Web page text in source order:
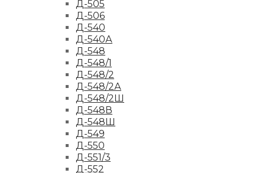
Д-505
Д-506
Д-540
Д-540А
Д-548
Д-548/1
Д-548/2
Д-548/2А
Д-548/2Ш
Д-548В
Д-548Ш
Д-549
Д-550
Д-551/3
Д-552